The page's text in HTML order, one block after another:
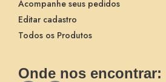
Acompanhe seus pedidos
Editar cadastro
Todos os Produtos
Onde nos encontrar: